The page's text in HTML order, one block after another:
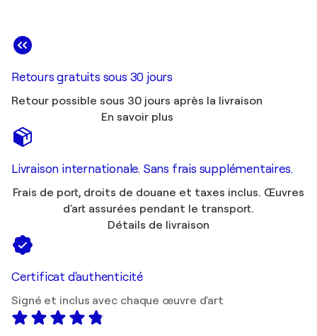
Retours gratuits sous 30 jours
Retour possible sous 30 jours après la livraison
En savoir plus
Livraison internationale. Sans frais supplémentaires.
Frais de port, droits de douane et taxes inclus. Œuvres
d'art assurées pendant le transport.
Détails de livraison
Certificat d'authenticité
Signé et inclus avec chaque œuvre d'art